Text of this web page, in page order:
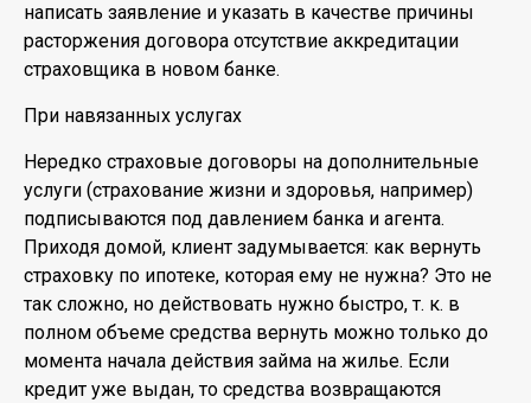
написать заявление и указать в качестве причины
расторжения договора отсутствие аккредитации
страховщика в новом банке.
При навязанных услугах
Нередко страховые договоры на дополнительные
услуги (страхование жизни и здоровья, например)
подписываются под давлением банка и агента.
Приходя домой, клиент задумывается: как вернуть
страховку по ипотеке, которая ему не нужна? Это не
так сложно, но действовать нужно быстро, т. к. в
полном объеме средства вернуть можно только до
момента начала действия займа на жилье. Если
кредит уже выдан, то средства возвращаются